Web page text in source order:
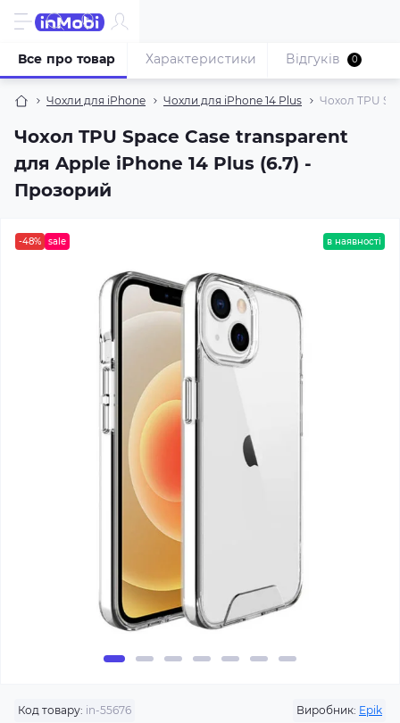
Чохли для iPhone Чохли для iPhone 14 Plus Чохол TPU
Чохол TPU Space Case transparent
для Apple iPhone 14 Plus (6.7) -
Прозорий
Все про товар Характеристики Відгуків 0
-48% sale в наявності
Код товару: in-55676 Виробник: Epik